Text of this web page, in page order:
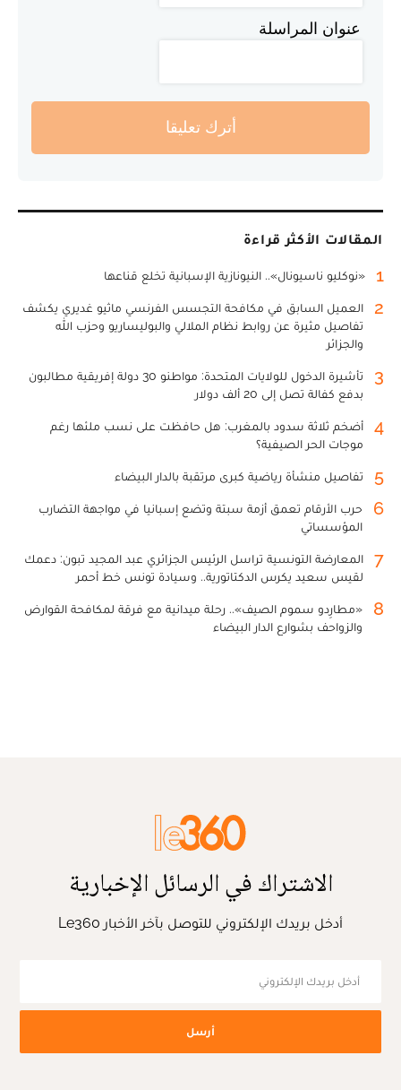
عنوان المراسلة
أترك تعليقا
المقالات الأكثر قراءة
1 «نوكليو ناسيونال».. النيونازية الإسبانية تخلع قناعها
2
العميل السابق في مكافحة التجسس الفرنسي ماثيو غديري يكشف
تفاصيل مثيرة عن روابط نظام الملالي والبوليساريو وحزب الله
والجزائر
3
تأشيرة الدخول للولايات المتحدة: مواطنو 30 دولة إفريقية مطالبون
بدفع كفالة تصل إلى 20 ألف دولار
4
أضخم ثلاثة سدود بالمغرب: هل حافظت على نسب ملئها رغم
موجات الحر الصيفية؟
5 تفاصيل منشأة رياضية كبرى مرتقبة بالدار البيضاء
6
حرب الأرقام تعمق أزمة سبتة وتضع إسبانيا في مواجهة التضارب
المؤسساتي
7
المعارضة التونسية تراسل الرئيس الجزائري عبد المجيد تبون: دعمك
لقيس سعيد يكرس الدكتاتورية.. وسيادة تونس خط أحمر
8
«مطارِدو سموم الصيف».. رحلة ميدانية مع فرقة لمكافحة القوارض
والزواحف بشوارع الدار البيضاء
الاشتراك في الرسائل الإخبارية
أدخل بريدك الإلكتروني للتوصل بآخر الأخبار Le360
أرسل